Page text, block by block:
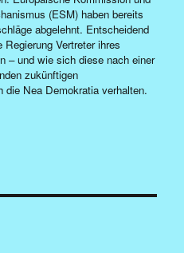
(ESM) haben bereits
abgelehnt. Entscheidend
Vertreter ihres
– und wie sich diese nach einer
zukünftigen
die Nea Demokratia verhalten.